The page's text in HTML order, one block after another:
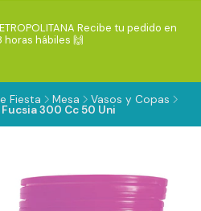
Recibe tu pedido en
horas hábiles 🙌
Fiesta Mesa Vasos y Copas
300 Cc 50 Uni